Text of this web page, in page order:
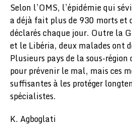
Selon l’OMS, l’épidémie qui
a déjà fait plus de 930 morts et
déclarés chaque jour. Outre la
et le Libéria, deux malades ont
Plusieurs pays de la sous-
pour prévenir le mal, mais ces
suffisantes à les protéger
spécialistes.
K. Agboglati